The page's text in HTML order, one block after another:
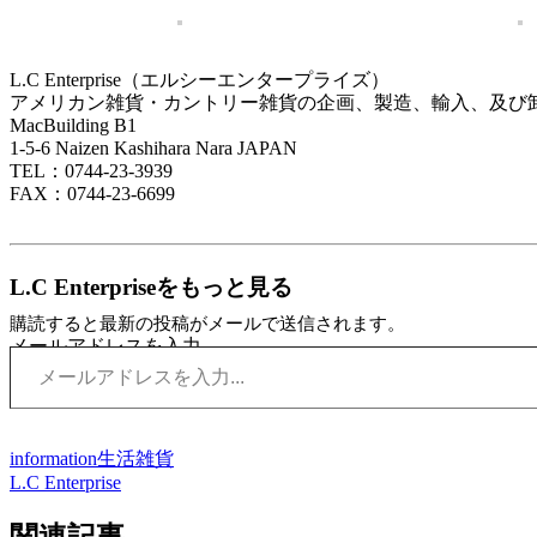
L.C Enterprise（エルシーエンタープライズ）
アメリカン雑貨・カントリー雑貨の企画、製造、輸入、及び
MacBuilding B1
1-5-6 Naizen Kashihara Nara JAPAN
TEL：0744-23-3939
FAX：0744-23-6699
L.C Enterpriseをもっと見る
購読すると最新の投稿がメールで送信されます。
メールアドレスを入力...
information生活雑貨
L.C Enterprise